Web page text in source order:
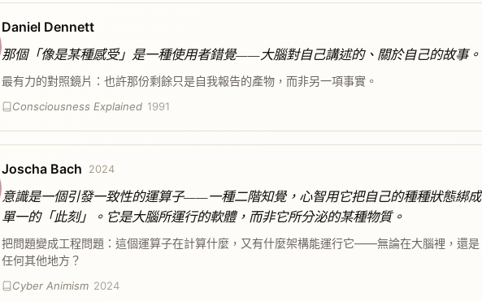
Daniel Dennett
那個「像是某種感受」是一種使用者錯覺——大腦對自己講述的、關於自己的故事。
最有力的對照鏡片：也許那份剩餘只是自我報告的產物，而非另一項事實。
Consciousness Explained 1991
Joscha Bach 2024
意識是一個引發一致性的運算子——一種二階知覺，心智用它把自己的種種狀態綁成
單一的「此刻」。它是大腦所運行的軟體，而非它所分泌的某種物質。
把問題變成工程問題：這個運算子在計算什麼，又有什麼架構能運行它——無論在大腦裡，還是
任何其他地方？
Cyber Animism 2024